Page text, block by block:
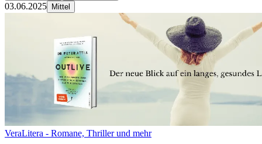
03.06.2025 Mittel
VeraLitera - Romane, Thriller und mehr